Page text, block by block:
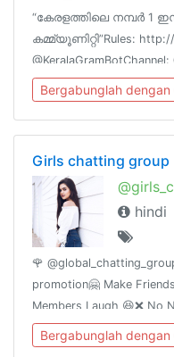
“കേരളത്തിലെ നമ്പര്‍ 1
കമ്മ്യൂണിറ്റി”Rules:
@KeralagramQA,
https://keralagram.in/ℹ️
Bergabunglah dengan
Girls chatting group
hindi
🌹
promotion🤗 Make
Members Laugh 😆❌ No
promotion
Bergabunglah dengan